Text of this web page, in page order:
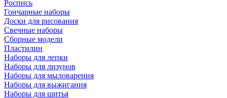
Роспись
Гончарные наборы
Доски для рисования
Свечные наборы
Сборные модели
Пластилин
Наборы для лепки
Наборы для лизунов
Наборы для мыловарения
Наборы для выжигания
Наборы для шитья